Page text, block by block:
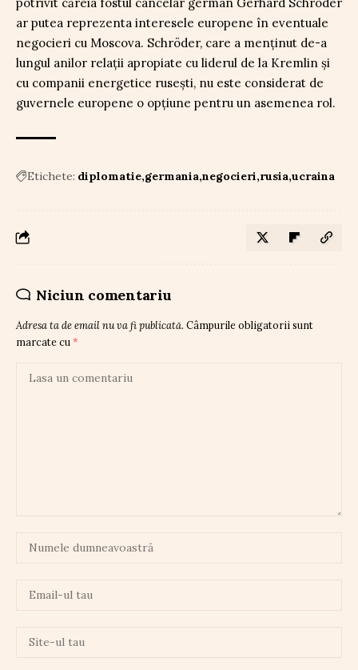
ar putea reprezenta interesele europene în eventuale
negocieri cu Moscova. Schröder, care a menținut de-a
lungul anilor relații apropiate cu liderul de la Kremlin și
cu companii energetice rusești, nu este considerat de
guvernele europene o opțiune pentru un asemenea rol.
Etichete: diplomatie germania negocieri rusia ucraina
Niciun comentariu
Adresa ta de email nu va fi publicată. Câmpurile obligatorii sunt
marcate cu *